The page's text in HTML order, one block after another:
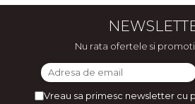
Nu rata ofertele si
Vreau sa primesc newsletter cu